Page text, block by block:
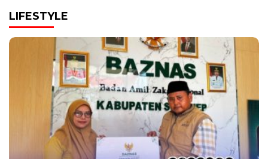
LIFESTYLE